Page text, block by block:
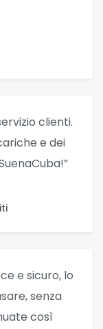
clienti.
e dei
e sicuro, lo
senza
così